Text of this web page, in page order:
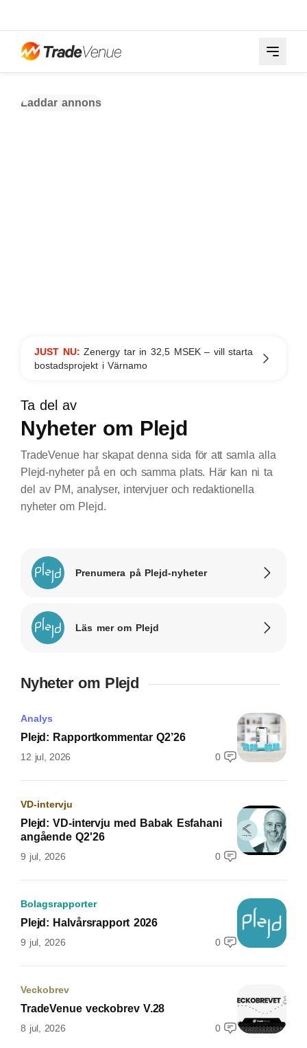
JUST NU:Zenergy tar in 32,5 MSEK – vill starta
bostadsprojekt i Värnamo
Laddar annons
Ta del av
Nyheter om Plejd
TradeVenue har skapat denna sida för att samla alla
Plejd-nyheter på en och samma plats. Här kan ni ta
del av PM, analyser, intervjuer och redaktionella
nyheter om Plejd.
Prenumera på Plejd-nyheter
Läs mer om Plejd
Nyheter om Plejd
Analys
Plejd: Rapportkommentar Q2’26
12 jul, 2026 0
VD-intervju
Plejd: VD-intervju med Babak Esfahani
angående Q2'26
9 jul, 2026 0
Bolagsrapporter
Plejd: Halvårsrapport 2026
9 jul, 2026 0
Veckobrev
TradeVenue veckobrev V.28
8 jul, 2026 0